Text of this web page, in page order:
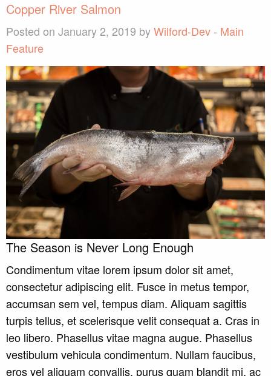
Copper River Salmon
Posted on January 2, 2019 byWilford-Dev - Main
Feature
The Season is Never Long Enough
Condimentum vitae lorem ipsum dolor sit amet,
consectetur adipiscing elit. Fusce in metus tempor,
accumsan sem vel, tempus diam. Aliquam sagittis
turpis tellus, et scelerisque velit consequat a. Cras in
leo libero. Phasellus vitae magna augue. Phasellus
vestibulum vehicula condimentum. Nullam faucibus,
eros vel aliquam convallis, purus quam blandit mi, ac